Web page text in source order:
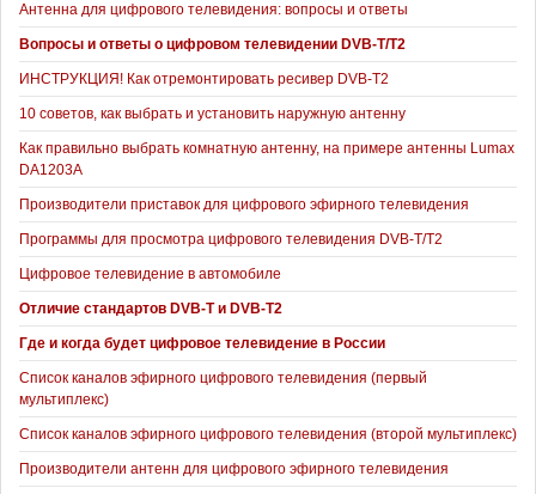
Антенна для цифрового телевидения: вопросы и ответы
Вопросы и ответы о цифровом телевидении DVB-T/T2
ИНСТРУКЦИЯ! Как отремонтировать ресивер DVB-T2
10 советов, как выбрать и установить наружную антенну
Как правильно выбрать комнатную антенну, на примере антенны Lumax
DA1203А
Производители приставок для цифрового эфирного телевидения
Программы для просмотра цифрового телевидения DVB-T/T2
Цифровое телевидение в автомобиле
Отличие стандартов DVB-T и DVB-T2
Где и когда будет цифровое телевидение в России
Список каналов эфирного цифрового телевидения (первый
мультиплекс)
Список каналов эфирного цифрового телевидения (второй мультиплекс)
Производители антенн для цифрового эфирного телевидения